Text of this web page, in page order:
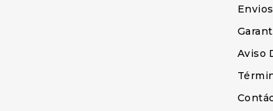
Envios
Aviso